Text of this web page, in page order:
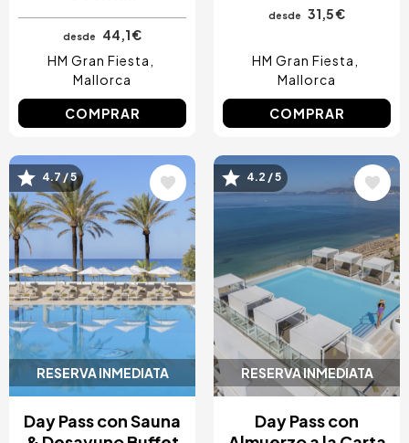
Day Pass de Tarde
con Cena Buffet &
Cocktail
desde 44,1 €
HM Gran Fiesta
Mallorca
COMPRAR
Day Pass de Tarde
con Cena
desde 31,5 €
HM Gran Fiesta
Mallorca
COMPRAR
Image
4.7 / 5 Image
4.2 / 5